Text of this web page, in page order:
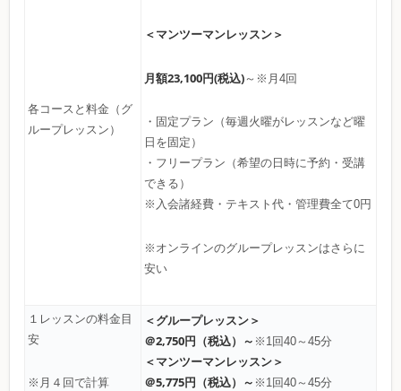
各コースと料金（グ
ループレッスン）
＜マンツーマンレッスン＞
月額23,100円(税込)～※月4回
・固定プラン（毎週火曜がレッスンなど曜
日を固定）
・フリープラン（希望の日時に予約・受講
できる）
※入会諸経費・テキスト代・管理費全て0円
※オンラインのグループレッスンはさらに
安い
１レッスンの料金目
安
※月４回で計算
＜グループレッスン＞
＠2,750円（税込）～ ※1回40～45分
＜マンツーマンレッスン＞
＠5,775円（税込）～ ※1回40～45分